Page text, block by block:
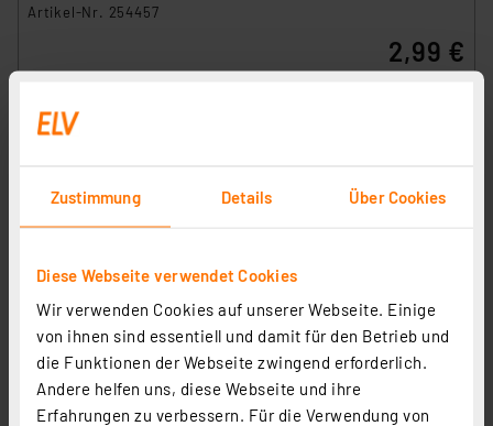
Zustimmung Details Über Cookies
Diese Webseite verwendet Cookies
Wir verwenden Cookies auf unserer Webseite. Einige
von ihnen sind essentiell und damit für den Betrieb und
die Funktionen der Webseite zwingend erforderlich.
Andere helfen uns, diese Webseite und ihre
Erfahrungen zu verbessern. Für die Verwendung von
Artikel-Nr. 254457
2,99 €
Die Bold 24V-Garten Kabel-Endkappen, 10 Stück
Artikel-Nr. 258498
3,49 €
Informationen zu Versandkosten